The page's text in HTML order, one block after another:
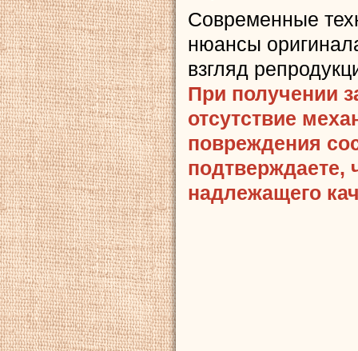
Современные
нюансы
взгляд
При получении
отсутствие
повреждения
подтверждаете,
надлежащего